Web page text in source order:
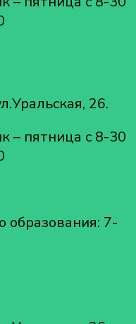
26.
– пятница с 8-30
образования: 7-